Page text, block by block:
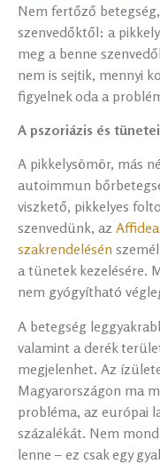
Nem fertőző
szenvedőktől: a
meg a benne
nem is sejtik, mennyi
figyelnek oda a
A pszoriázis és tünetei
A pikkelysömör, más
autoimmun
viszkető, pikkelyes
szenvedünk, az
szakrendelésén
a tünetek kezelésére.
nem gyógyítható
A betegség
valamint a derék
megjelenhet. Az
Magyarországon ma
probléma, az európai
százalékát. Nem
lenne – ez csak egy